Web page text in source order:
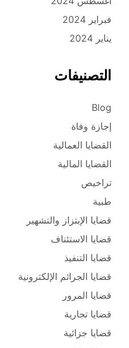
فبراير 2024
يناير 2024
التصنيفات
Blog
إجازة وفاة
القضايا العمالية
القضايا المالية
تراخيص
طبية
قضايا الإبتزاز والتشهير
قضايا الاستئناف
قضايا التنفيذ
قضايا الجرائم الإلكترونية
قضايا المرور
قضايا تجارية
قضايا جزائية